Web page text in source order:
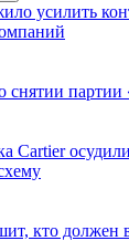
усилить
снятии
Cartier
кто должен